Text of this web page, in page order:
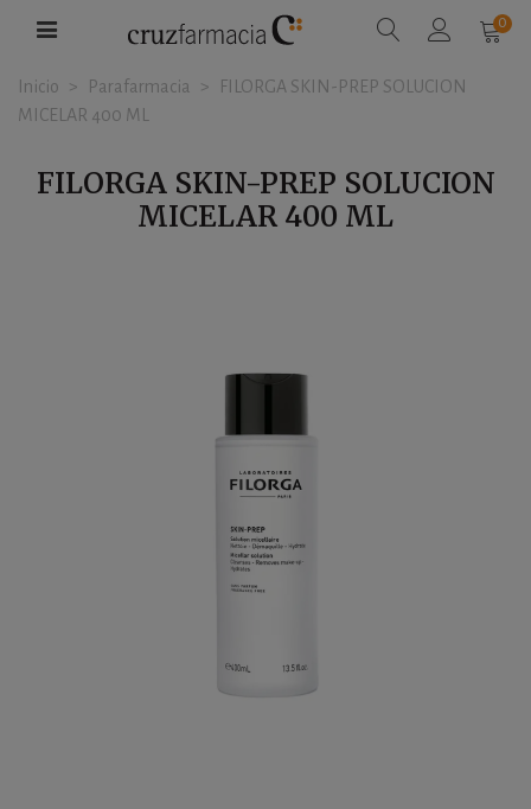
0
Inicio > Parafarmacia >
FILORGA SKIN-PREP SOLUCION
MICELAR 400 ML
FILORGA SKIN-PREP SOLUCION
MICELAR 400 ML